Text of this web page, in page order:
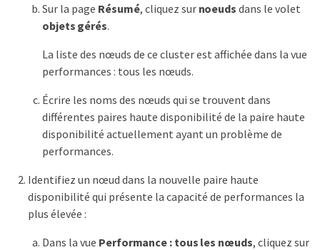
Sur la page Résumé, cliquez sur noeuds dans le volet
objets gérés.
La liste des nœuds de ce cluster est affichée dans la vue
performances : tous les nœuds.
Écrire les noms des nœuds qui se trouvent dans
différentes paires haute disponibilité de la paire haute
disponibilité actuellement ayant un problème de
performances.
Identifiez un nœud dans la nouvelle paire haute
disponibilité qui présente la capacité de performances la
plus élevée :
Dans la vue Performance : tous les nœuds, cliquez sur